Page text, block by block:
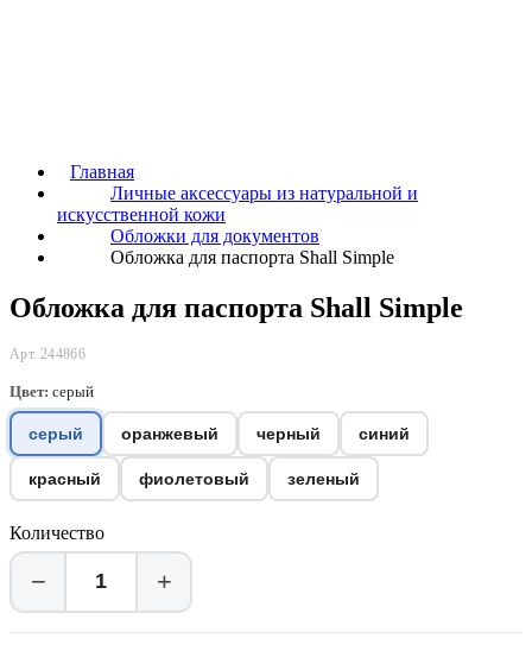
Главная
Личные аксессуары из натуральной и
искусственной кожи
Обложки для документов
Обложка для паспорта Shall Simple
Обложка для паспорта Shall Simple
Арт. 244866
Цвет: серый
серый оранжевый черный синий
красный фиолетовый зеленый
Количество
− +